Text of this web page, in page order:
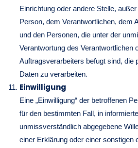
Einrichtung oder andere Stelle,
Person, dem Verantwortlichen, dem
und den Personen, die unter der
Verantwortung des Verantwortlichen
Auftragsverarbeiters befugt sind, die
Daten zu verarbeiten.
Einwilligung
Eine „Einwilligung“ der betroffenen
für den bestimmten Fall, in
unmissverständlich abgegebene
einer Erklärung oder einer sonstigen